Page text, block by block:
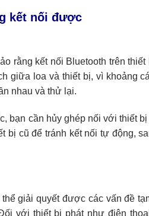
kết nối được
rằng kết nối Bluetooth trên
giữa loa và thiết bị, vì khoảng
nhau và thử lại.
bạn cần hủy ghép nối với thiết
bị cũ để tránh kết nối tự động,
giải quyết được các vấn đề
với thiết bị phát như điện